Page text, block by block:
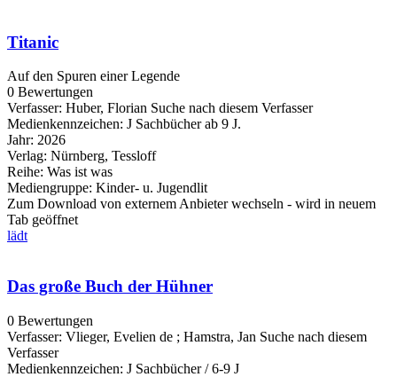
Titanic
Auf den Spuren einer Legende
0 Bewertungen
Verfasser: Huber, Florian Suche nach diesem Verfasser
Medienkennzeichen: J Sachbücher ab 9 J.
Jahr: 2026
Verlag: Nürnberg, Tessloff
Reihe: Was ist was
Mediengruppe: Kinder- u. Jugendlit
Zum Download von externem Anbieter wechseln - wird in neuem
Tab geöffnet
lädt
Das große Buch der Hühner
0 Bewertungen
Verfasser: Vlieger, Evelien de ; Hamstra, Jan Suche nach diesem
Verfasser
Medienkennzeichen: J Sachbücher / 6-9 J